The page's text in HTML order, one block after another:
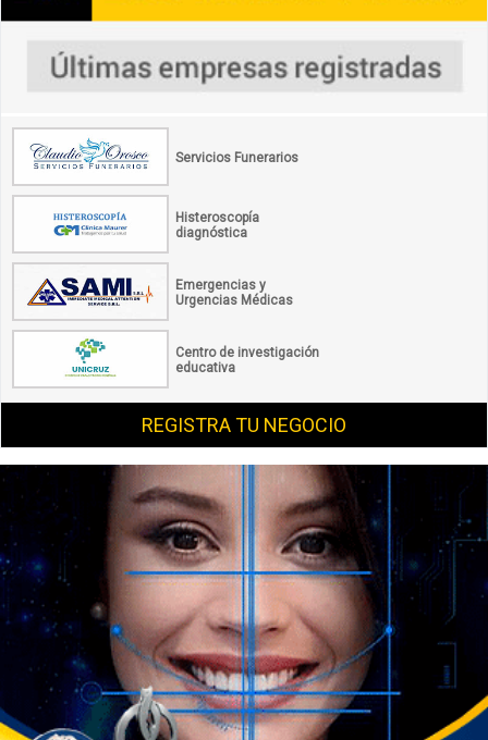
Servicios Funerarios
Histeroscopía
diagnóstica
Emergencias y
Urgencias Médicas
Centro de investigación
educativa
REGISTRA TU NEGOCIO